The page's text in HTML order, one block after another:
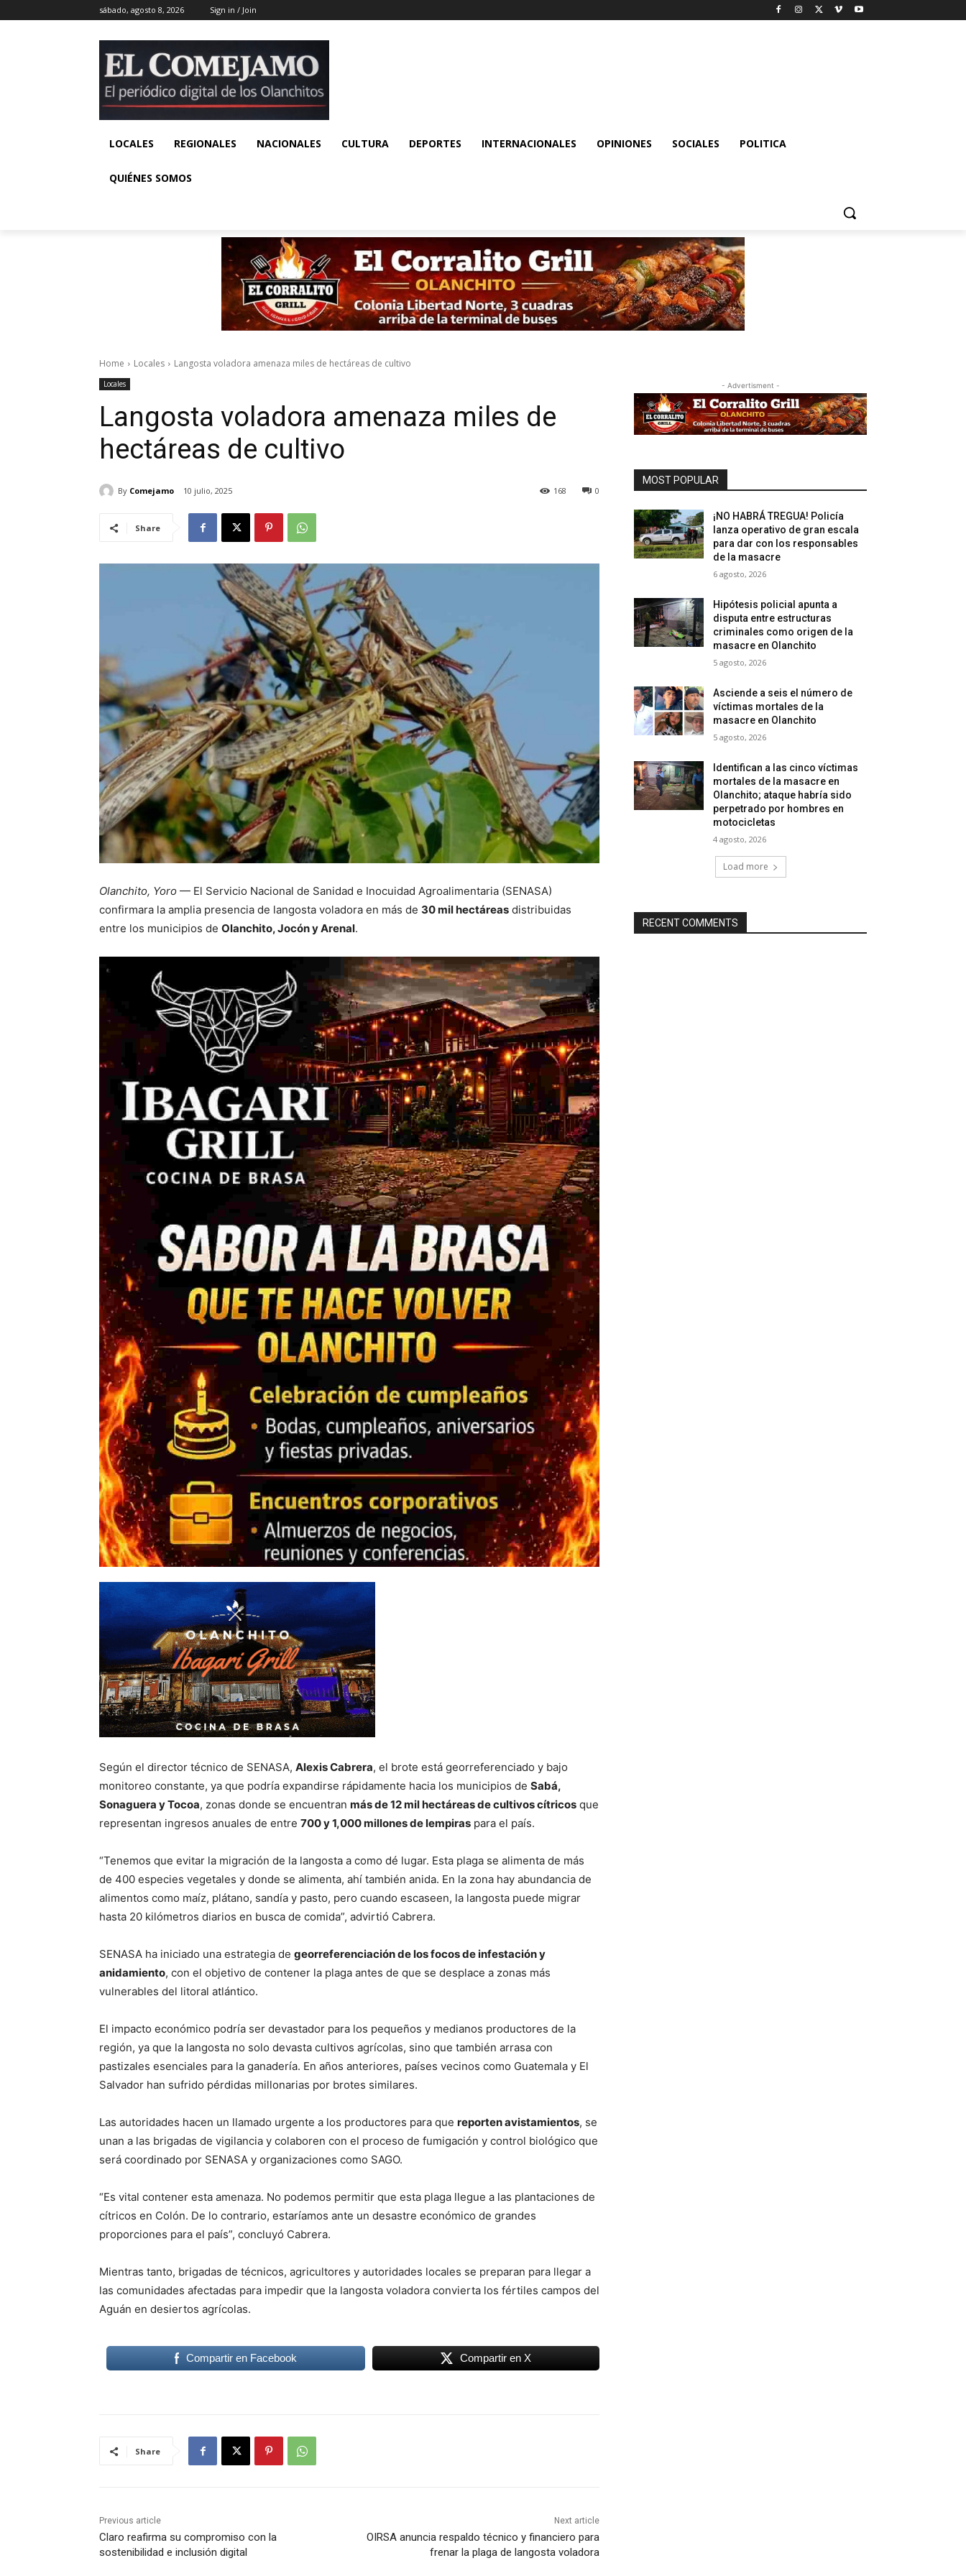
sábado, agosto 8, 2026 Sign in / Join
LOCALES REGIONALES NACIONALES CULTURA DEPORTES INTERNACIONALES OPINIONES SOCIALES POLITICA
QUIÉNES SOMOS
Home Locales Langosta voladora amenaza miles de hectáreas de cultivo
Locales
Langosta voladora amenaza miles de
hectáreas de cultivo
By Comejamo 10 julio, 2025 0
168
Share
Olanchito, Yoro — El Servicio Nacional de Sanidad e Inocuidad Agroalimentaria (SENASA)
confirmara la amplia presencia de langosta voladora en más de 30 mil hectáreas distribuidas
entre los municipios de Olanchito, Jocón y Arenal.
Según el director técnico de SENASA, Alexis Cabrera, el brote está georreferenciado y bajo
monitoreo constante, ya que podría expandirse rápidamente hacia los municipios de Sabá,
Sonaguera y Tocoa, zonas donde se encuentran más de 12 mil hectáreas de cultivos cítricos que
representan ingresos anuales de entre 700 y 1,000 millones de lempiras para el país.
“Tenemos que evitar la migración de la langosta a como dé lugar. Esta plaga se alimenta de más
de 400 especies vegetales y donde se alimenta, ahí también anida. En la zona hay abundancia de
alimentos como maíz, plátano, sandía y pasto, pero cuando escaseen, la langosta puede migrar
hasta 20 kilómetros diarios en busca de comida”, advirtió Cabrera.
SENASA ha iniciado una estrategia de georreferenciación de los focos de infestación y
anidamiento, con el objetivo de contener la plaga antes de que se desplace a zonas más
vulnerables del litoral atlántico.
El impacto económico podría ser devastador para los pequeños y medianos productores de la
región, ya que la langosta no solo devasta cultivos agrícolas, sino que también arrasa con
pastizales esenciales para la ganadería. En años anteriores, países vecinos como Guatemala y El
Salvador han sufrido pérdidas millonarias por brotes similares.
Las autoridades hacen un llamado urgente a los productores para que reporten avistamientos, se
unan a las brigadas de vigilancia y colaboren con el proceso de fumigación y control biológico que
será coordinado por SENASA y organizaciones como SAGO.
“Es vital contener esta amenaza. No podemos permitir que esta plaga llegue a las plantaciones de
cítricos en Colón. De lo contrario, estaríamos ante un desastre económico de grandes
proporciones para el país”, concluyó Cabrera.
Mientras tanto, brigadas de técnicos, agricultores y autoridades locales se preparan para llegar a
las comunidades afectadas para impedir que la langosta voladora convierta los fértiles campos del
Aguán en desiertos agrícolas.
Compartir en Facebook Compartir en X
Share
Previous article
Claro reafirma su compromiso con la
sostenibilidad e inclusión digital
Next article
OIRSA anuncia respaldo técnico y financiero para
frenar la plaga de langosta voladora
- Advertisment -
MOST POPULAR
¡NO HABRÁ TREGUA! Policía
lanza operativo de gran escala
para dar con los responsables
de la masacre
6 agosto, 2026
Hipótesis policial apunta a
disputa entre estructuras
criminales como origen de la
masacre en Olanchito
5 agosto, 2026
Asciende a seis el número de
víctimas mortales de la
masacre en Olanchito
5 agosto, 2026
Identifican a las cinco víctimas
mortales de la masacre en
Olanchito; ataque habría sido
perpetrado por hombres en
motocicletas
4 agosto, 2026
Load more
RECENT COMMENTS